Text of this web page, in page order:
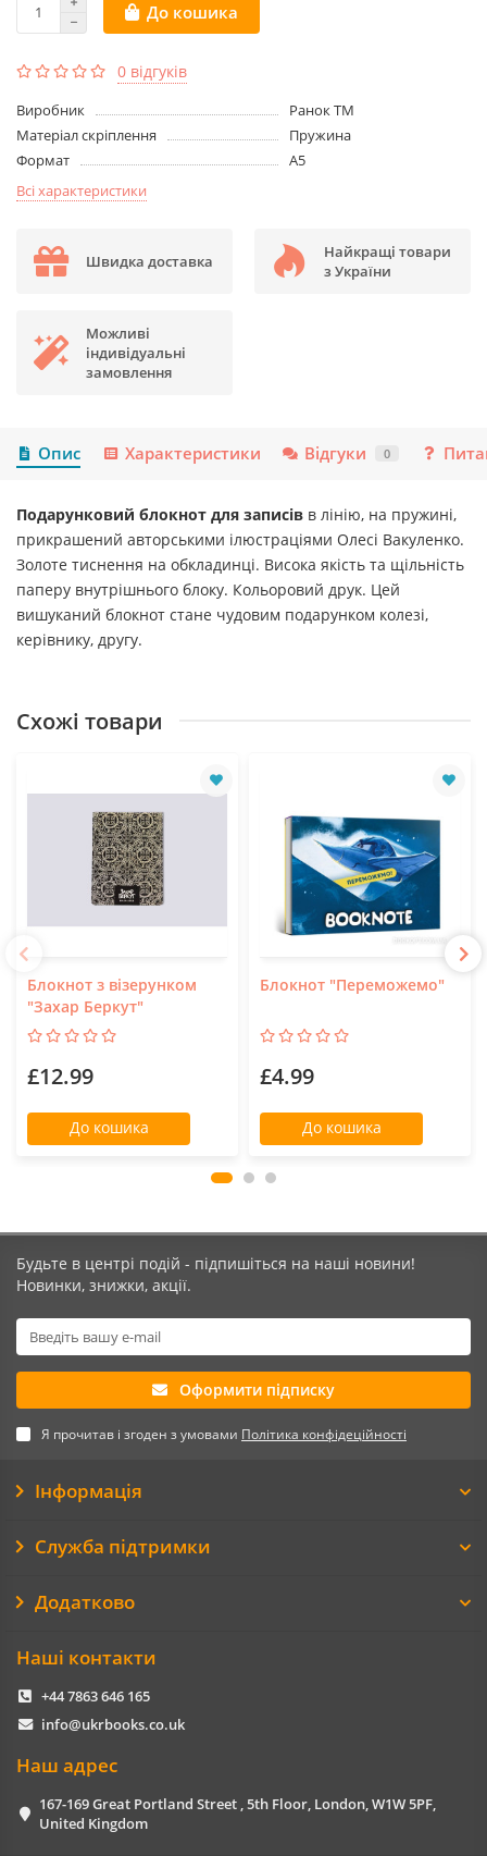
До кошика
0 відгуків
Виробник
Ранок ТМ
Матеріал cкріплення
Пружина
Формат
А5
Всі характеристики
Швидка доставка
Найкращі товари
з України
Можливі
індивідуальні
замовлення
Опис Характеристики Відгуки 0
Подарунковий блокнот для записів в лінію, на пружині,
прикрашений авторськими ілюстраціями Олесі Вакуленко.
Золоте тиснення на обкладинці. Висока якість та щільність
паперу внутрішнього блоку. Кольоровий друк. Цей
вишуканий блокнот стане чудовим подарунком колезі,
керівнику, другу.
Схожі товари
Блокнот з візерунком
"Захар Беркут"
£12.99
До кошика
Блокнот "Переможемо"
£4.99
До кошика
Будьте в центрі подій - підпишіться на наші новини!
Новинки, знижки, акції.
Оформити підписку
Я прочитав і згоден з умовами Політика конфідеційності
Інформація
Служба підтримки
Додатково
Наші контакти
+44 7863 646 165
info@ukrbooks.co.uk
Наш адрес
167-169 Great Portland Street , 5th Floor, London, W1W 5PF,
United Kingdom